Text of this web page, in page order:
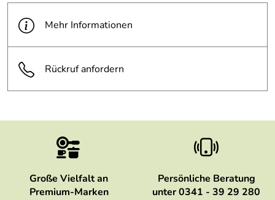
Mehr Informationen
Rückruf anfordern
Große Vielfalt an
Premium-Marken
Persönliche Beratung
unter 0341 - 39 29 280